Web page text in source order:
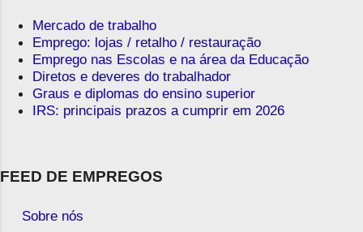
Mercado de trabalho
Emprego: lojas / retalho / restauração
Emprego nas Escolas e na área da Educação
Diretos e deveres do trabalhador
Graus e diplomas do ensino superior
IRS: principais prazos a cumprir em 2026
FEED DE EMPREGOS
Sobre nós